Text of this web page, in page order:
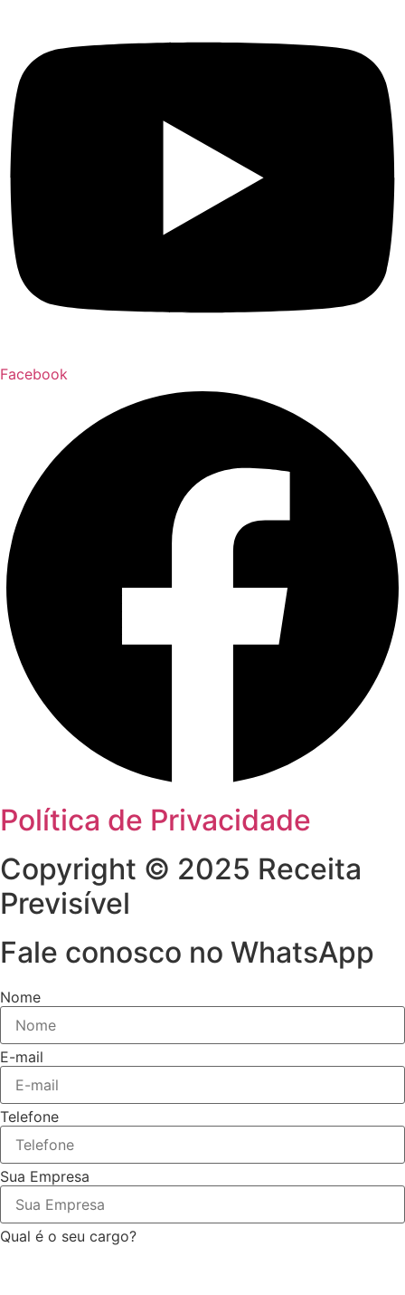
Facebook
Política de Privacidade
Copyright © 2025 Receita
Previsível
Fale conosco no WhatsApp
Nome
E-mail
Telefone
Sua Empresa
Qual é o seu cargo?